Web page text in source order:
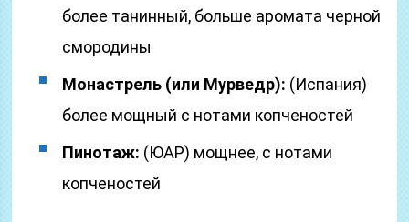
более танинный, больше аромата черной
смородины
Монастрель (или Мурведр): (Испания)
более мощный с нотами копченостей
Пинотаж: (ЮАР) мощнее, с нотами
копченостей